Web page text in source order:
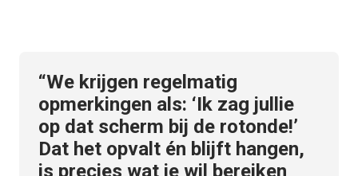
“We krijgen regelmatig
opmerkingen als: ‘Ik zag jullie
op dat scherm bij de rotonde!’
Dat het opvalt én blijft hangen,
is precies wat je wil bereiken